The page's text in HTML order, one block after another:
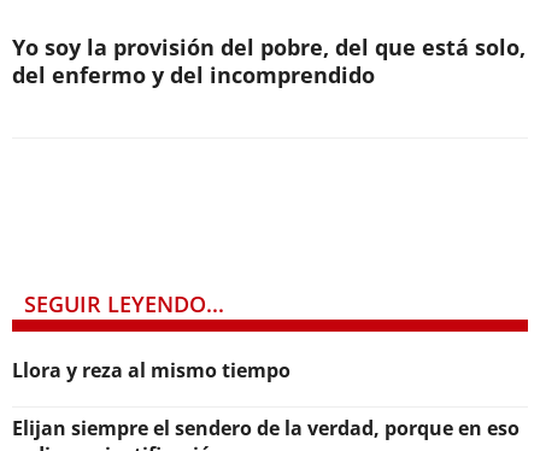
Yo soy la provisión del pobre, del que está solo,
del enfermo y del incomprendido
SEGUIR LEYENDO...
Llora y reza al mismo tiempo
Elijan siempre el sendero de la verdad, porque en eso